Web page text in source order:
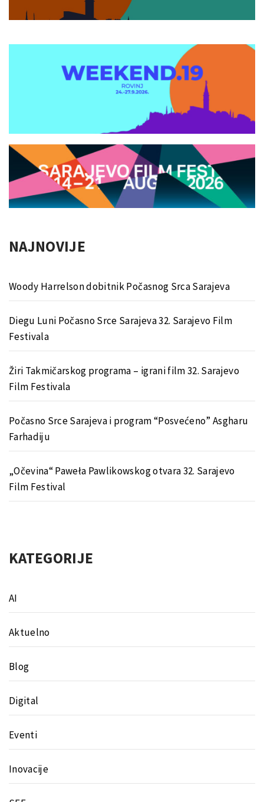
NAJNOVIJE
Woody Harrelson dobitnik Počasnog Srca Sarajeva
Diegu Luni Počasno Srce Sarajeva 32. Sarajevo Film
Festivala
Žiri Takmičarskog programa – igrani film 32. Sarajevo
Film Festivala
Počasno Srce Sarajeva i program “Posvećeno” Asgharu
Farhadiju
„Očevina“ Paweła Pawlikowskog otvara 32. Sarajevo
Film Festival
KATEGORIJE
AI
Aktuelno
Blog
Digital
Eventi
Inovacije